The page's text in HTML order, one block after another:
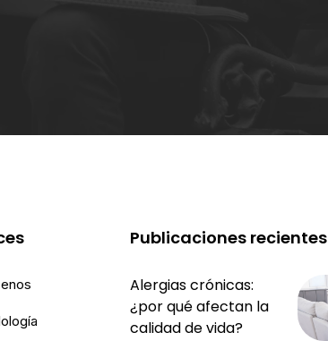
Publicaciones recientes
Alergias crónicas:
¿por qué afectan la
calidad de vida?